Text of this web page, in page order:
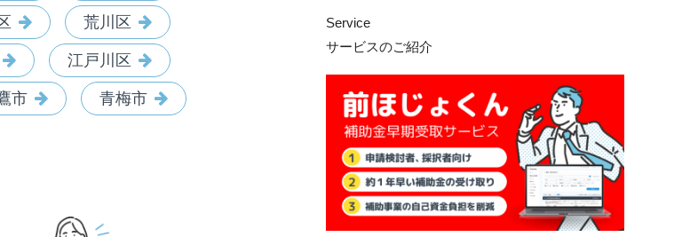
荒川区
江戸川区
市 青梅市
Service
サービスのご紹介